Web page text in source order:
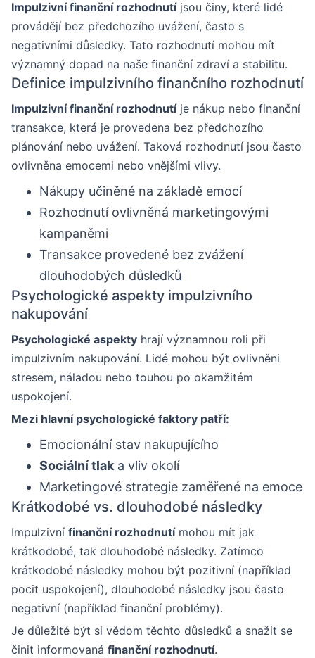
Impulzivní finanční rozhodnutíjsou činy, které lidé
provádějí bez předchozího uvážení, často s
negativními důsledky. Tato rozhodnutí mohou mít
významný dopad na naše finanční zdraví a stabilitu.
Definice impulzivního finančního rozhodnutí
Impulzivní finanční rozhodnutíje nákup nebo finanční
transakce, která je provedena bez předchozího
plánování nebo uvážení. Taková rozhodnutí jsou často
ovlivněna emocemi nebo vnějšími vlivy.
Nákupy učiněné na základě emocí
Rozhodnutí ovlivněná marketingovými
kampaněmi
Transakce provedené bez zvážení
dlouhodobých důsledků
Psychologické aspekty impulzivního
nakupování
Psychologické aspekty hrají významnou roli při
impulzivním nakupování. Lidé mohou být ovlivněni
stresem, náladou nebo touhou po okamžitém
uspokojení.
Mezi hlavní psychologické faktory patří:
Emocionální stav nakupujícího
Sociální tlak a vliv okolí
Marketingové strategie zaměřené na emoce
Krátkodobé vs. dlouhodobé následky
Impulzivní finanční rozhodnutímohou mít jak
krátkodobé, tak dlouhodobé následky. Zatímco
krátkodobé následky mohou být pozitivní (například
pocit uspokojení), dlouhodobé následky jsou často
negativní (například finanční problémy).
Je důležité být si vědom těchto důsledků a snažit se
činit informovaná finanční rozhodnutí.